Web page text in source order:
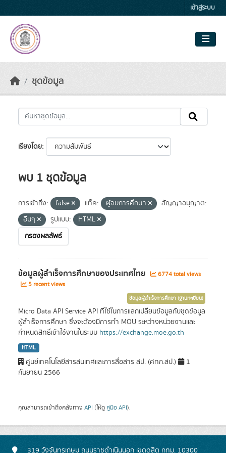
เข้าสู่ระบบ
ชุดข้อมูล
เรียงโดย
พบ 1 ชุดข้อมูล
การเข้าถึง: false แท็ค: ผู้จบการศึกษา
สัญญาอนุญาต:
อื่นๆ
รูปแบบ:
HTML
กรองผลลัพธ์
ข้อมูลผู้สำเร็จการศึกษาของประเทศไทย
6774 total views
5 recent views
ข้อมูลผู้สำเร็จการศึกษา (ฐานทะเบียน)
Micro Data API Service API ที่ใช้ในการแลกเปลี่ยนข้อมูลกับชุดข้อมูล
ผู้สำเร็จการศึกษา ซึ่งจะต้องมีการทำ MOU ระหว่างหน่วยงานและ
กำหนดสิทธิ์เข้าใช้งานในระบบ https://exchange.moe.go.th
HTML
ศูนย์เทคโนโลยีสารสนเทศและการสื่อสาร สป. (ศทก.สป.)
1
กันยายน 2566
คุณสามารถเข้าถึงคลังทาง API (ให้ดู คู่มือ API).
319 วังจันทรเกษม ถนนราชดำเนินนอก เขตดุสิต กทม. 10300